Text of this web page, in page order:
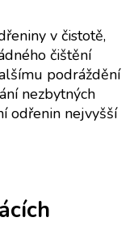
v čistotě,
čištění
podráždění
nezbytných
odřenin nejvyšší